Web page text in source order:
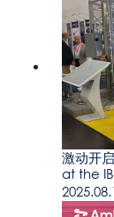
激动开
at the